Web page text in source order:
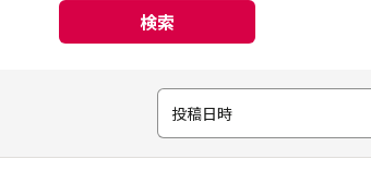
検索
投稿日時